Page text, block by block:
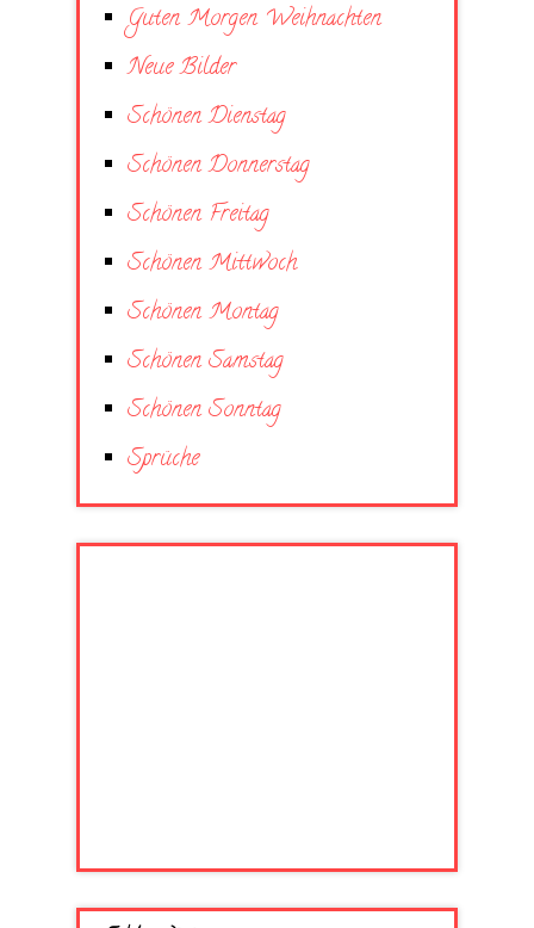
Guten Morgen Weihnachten
Neue Bilder
Schönen Dienstag
Schönen Donnerstag
Schönen Freitag
Schönen Mittwoch
Schönen Montag
Schönen Samstag
Schönen Sonntag
Sprüche